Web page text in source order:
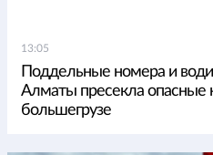
13:05
Поддельные номера и
Алматы пресекла опасные
большегрузе